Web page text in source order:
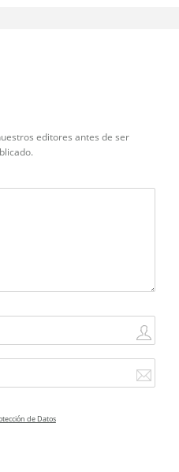
editores antes de ser
de Datos